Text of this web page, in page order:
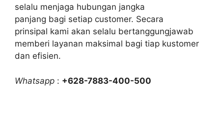
selalu menjaga hubungan jangka
panjang bagi setiap customer. Secara
prinsipal kami akan selalu bertanggungjawab
memberi layanan maksimal bagi tiap kustomer
dan efisien.
Whatsapp : +628-7883-400-500